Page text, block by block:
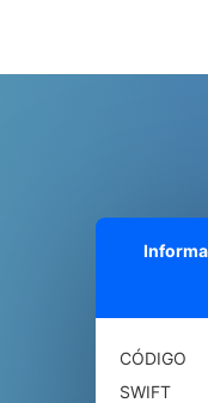
CÓDIGO
SWIFT